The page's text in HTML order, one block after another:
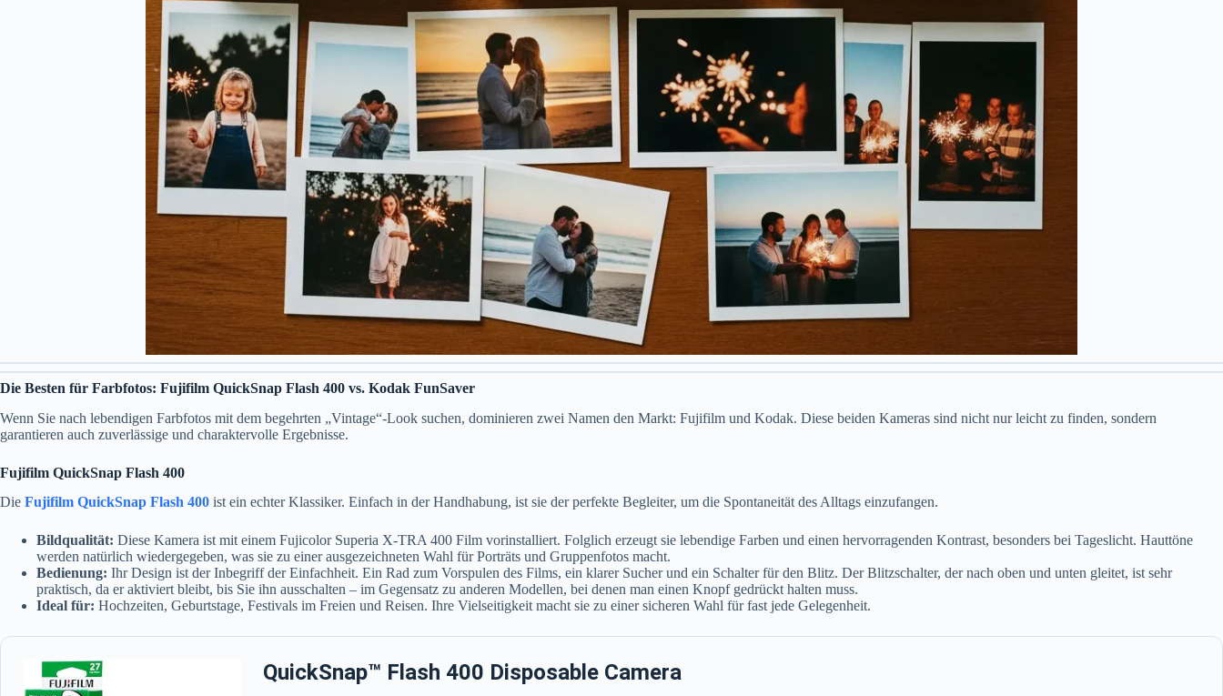
Die Besten für Farbfotos: Fujifilm QuickSnap Flash 400 vs. Kodak FunSaver
Wenn Sie nach lebendigen Farbfotos mit dem begehrten „Vintage“-Look suchen, dominieren zwei Namen den Markt: Fujifilm und Kodak. Diese beiden Kameras sind nicht nur leicht zu finden, sondern
garantieren auch zuverlässige und charaktervolle Ergebnisse.
Fujifilm QuickSnap Flash 400
Die Fujifilm QuickSnap Flash 400 ist ein echter Klassiker. Einfach in der Handhabung, ist sie der perfekte Begleiter, um die Spontaneität des Alltags einzufangen.
Bildqualität: Diese Kamera ist mit einem Fujicolor Superia X-TRA 400 Film vorinstalliert. Folglich erzeugt sie lebendige Farben und einen hervorragenden Kontrast, besonders bei Tageslicht. Hauttöne
werden natürlich wiedergegeben, was sie zu einer ausgezeichneten Wahl für Porträts und Gruppenfotos macht.
Bedienung: Ihr Design ist der Inbegriff der Einfachheit. Ein Rad zum Vorspulen des Films, ein klarer Sucher und ein Schalter für den Blitz. Der Blitzschalter, der nach oben und unten gleitet, ist sehr
praktisch, da er aktiviert bleibt, bis Sie ihn ausschalten – im Gegensatz zu anderen Modellen, bei denen man einen Knopf gedrückt halten muss.
Ideal für: Hochzeiten, Geburtstage, Festivals im Freien und Reisen. Ihre Vielseitigkeit macht sie zu einer sicheren Wahl für fast jede Gelegenheit.
QuickSnap™ Flash 400 Disposable Camera